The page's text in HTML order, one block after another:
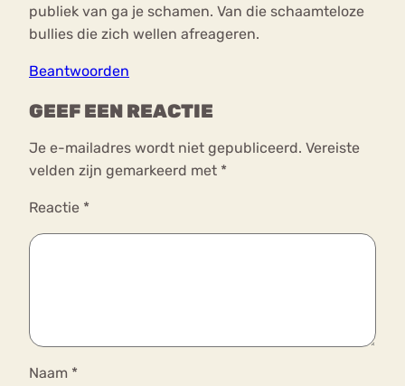
publiek van ga je schamen. Van die schaamteloze
bullies die zich wellen afreageren.
Beantwoorden
GEEF EEN REACTIE
Je e-mailadres wordt niet gepubliceerd. Vereiste
velden zijn gemarkeerd met *
Reactie *
Naam *